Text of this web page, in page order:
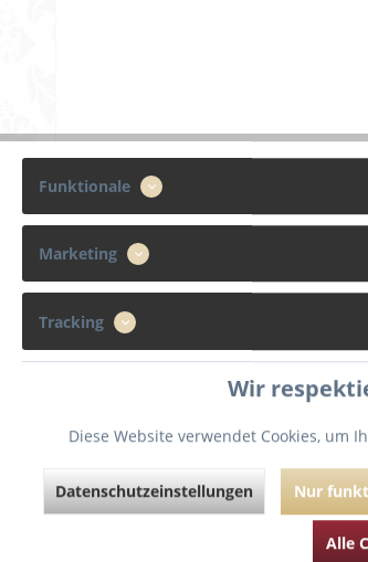
Dann ist dieser Push-up-BH
Funktionale
Marketing
Tracking
Wir
Diese Website verwendet Cookies, um
Datenschutzeinstellungen Nur
Alle